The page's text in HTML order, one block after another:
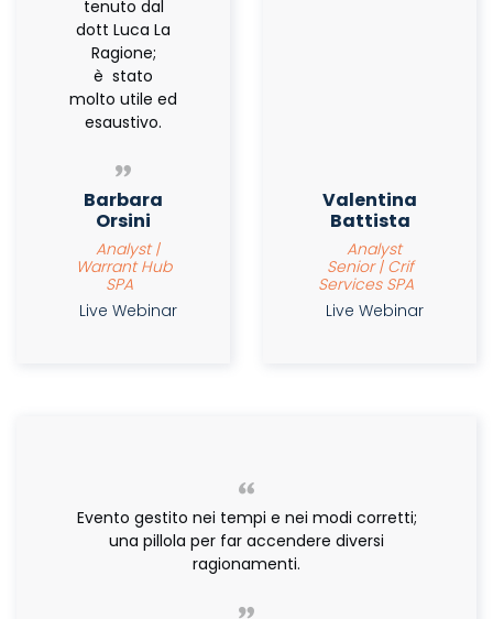
tenuto dal
dott Luca La
Ragione;
è stato
molto utile ed
esaustivo.
Barbara
Orsini
Analyst |
Warrant Hub
SPA
Live Webinar
Valentina
Battista
Analyst
Senior | Crif
Services SPA
Live Webinar
Evento gestito nei tempi e nei modi corretti;
una pillola per far accendere diversi
ragionamenti.